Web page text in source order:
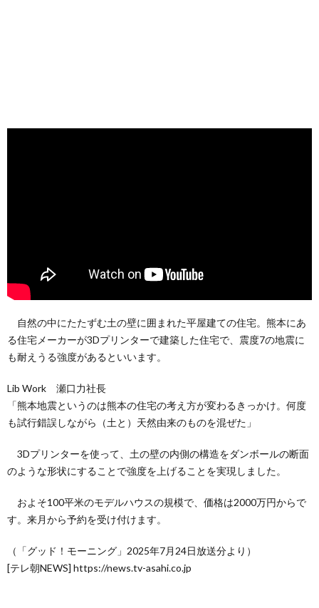
自然の中にたたずむ土の壁に囲まれた平屋建ての住宅。熊本にあ
る住宅メーカーが3Dプリンターで建築した住宅で、震度7の地震に
も耐えうる強度があるといいます。
Lib Work 瀬口力社長
「熊本地震というのは熊本の住宅の考え方が変わるきっかけ。何度
も試行錯誤しながら（土と）天然由来のものを混ぜた」
3Dプリンターを使って、土の壁の内側の構造をダンボールの断面
のような形状にすることで強度を上げることを実現しました。
およそ100平米のモデルハウスの規模で、価格は2000万円からで
す。来月から予約を受け付けます。
（「グッド！モーニング」2025年7月24日放送分より）
[テレ朝NEWS] https://news.tv-asahi.co.jp